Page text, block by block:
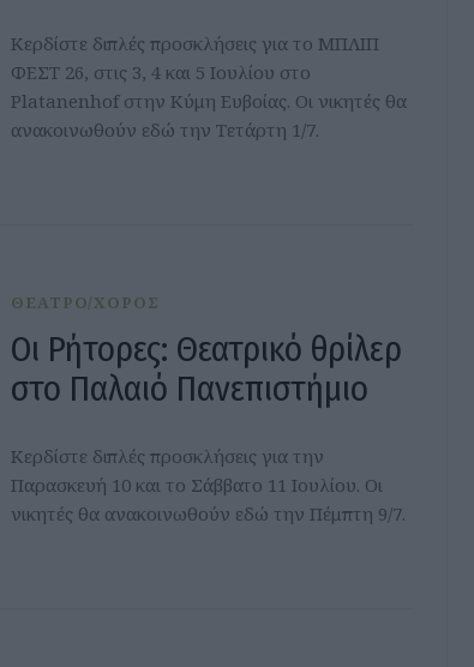
Κερδίστε διπλές προσκλήσεις για το ΜΠΛΙΠ
ΦΕΣΤ 26, στις 3, 4 και 5 Ιουλίου στο
Platanenhof στην Κύμη Ευβοίας. Οι νικητές θα
ανακοινωθούν εδώ την Τετάρτη 1/7.
ΘΕΑΤΡΟ/ΧΟΡΟΣ
Οι Ρήτορες: Θεατρικό θρίλερ
στο Παλαιό Πανεπιστήμιο
Κερδίστε διπλές προσκλήσεις για την
Παρασκευή 10 και το Σάββατο 11 Ιουλίου. Οι
νικητές θα ανακοινωθούν εδώ την Πέμπτη 9/7.